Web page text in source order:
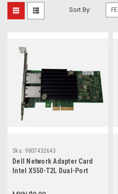
Sort By:
Sku: 9807432643
Dell Network Adapter Card
Intel X550-T2L Dual-Port
Height Profile/ Tarjeta De